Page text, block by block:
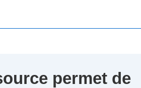
permet de